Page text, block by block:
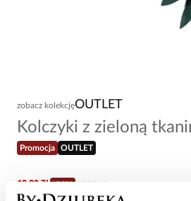
zobacz kolekcjęOUTLET
Kolczyki z zieloną
Promocja OUTLET
13,80 zł -80%
69,00 zł